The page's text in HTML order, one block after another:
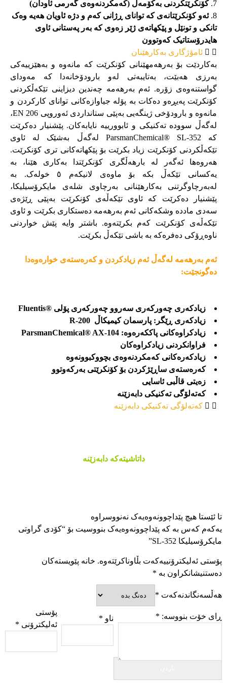
کۆنکرێتکردنی بەکۆمەڵ (کەمکردنەوەی گەرمی ئاودان)
ئەو کۆنکرێتانەی کە توانای ڕژانی کەم و دژە ئاویان هەیە وەک
تانکی و تونێل و پێکهاتەی ژێر زەوی کە بەر پەستانی ئاوی
هایدرۆستاتیک کەوتوون
ئامۆژگاری بەکارهێنان
بەکاردێت بۆ بەرهەمهێنانی کۆنکرێت کە مانەوە و بەهێزییەکی
بەرزی هەبێت، بەتایبەتی لەو بارودۆخانەدا کە مەودای
گواستنەوەی زۆرە. ئەم بەرهەمە چەندین دیزاینی تێکەڵکردنی
کۆنکرێت پەیڕەو دەکات بە پۆلە جیاوازەکانی توانای کارکردن و
مانەوە و بارودۆخی ژینگەیی بەپێی ستانداردی ئەوروپی EN 206،
لەگەڵ سوودە تەکنیکی و ئابوورییە نایابەکان. پێشنیار دەکرێت
کە ParsmanChemical® SL-352 لەگەڵ بەشێک لە ئاوی
تێکەڵکردنی کۆنکرێت زیاد بکرێت بۆ پێکهاتەکانی تری کۆنکرێت.
هەروەها ئەگەر لە بارهەڵگری کۆنکرێتدا بەکاری هێنا، بە
یەکسانی تێکەڵ بکە بۆ ماوەی لانیکەم ٥ خولەک. بە
لەبەرچاوگرتنی بەکارهێنانی بەرچاوی شلەی مایکرۆسیلیکا،
پێشنیار دەکرێت کە ئاوی تێکەڵەی کۆنکرێت بەپێی ڕێژەی
سەدی ماددە وشکەکانی ئەم بەرهەمە دەستکاری بکرێت و ئاوی
تێکەڵەی کۆنکرێت کەم بکرێتەوە. باشتر وایە پێش خواردنی
ناوەڕۆکی دەفرەکە بە باشی تێکەڵ بکرێت.
ئەم بەرهەمە لەگەڵ ئەم زیادکردن و کەرەستەی خوارەوەدا
دەگونجێت:
زیادکەری چەورکەری سەروو چەورکەری پۆلی ®Fluentis
زیادکەری ڕێگر: پارسمان کیمیکاڵ R-200
زیادکراوەکانی پاککەرەوە: ParsmanChemical® AX-104
فراوانکردنی زیادکراوەکان
زیادکەرەکانی کەمکردنەوەی بچووکبوونەوە
کەرەستەی ساڕێژکردن بۆ کۆنکرێتی بەرکەوتوو
زەیتی قاڵبی ئاسایی
کەتەلۆگی تەکنیکی دابەزێنە
کەتەلۆگی تەکنیکی دابەزێنە
داتاشیتەکە دابەزێنە
تا ئێستا هیچ پێداچوونەوەیەک نەنووسراوە
یەکەم کەس بە کە پێداچوونەوەیەک بنووسیت بۆ “کۆدی گراوتی
مایکرۆسیلیکا SL-352”
پۆستی ئەلیکترۆنییەکەت بڵاوناکرێتەوە. خانە پێویستەکان
دەستنیشانکراون بە *
هەڵسەنگاندنەکەت *
ڕای خۆت بنووسە: * ناو *
پۆستی
ئەلیکترۆنی *